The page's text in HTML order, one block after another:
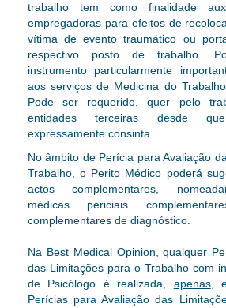
trabalho tem como finalidade
empregadoras para efeitos de
vítima de evento traumático ou
respectivo posto de trabalho.
instrumento particularmente
aos serviços de Medicina do
Pode ser requerido, quer pelo
entidades terceiras desde
expressamente consinta.
No âmbito de Perícia para Avaliação
Trabalho, o Perito Médico poderá
actos complementares,
médicas periciais
complementares de diagnóstico.
Na Best Medical Opinion , qualquer
das Limitações para o Trabalho com
de Psicólogo é realizada, apenas,
Perícias para Avaliação das